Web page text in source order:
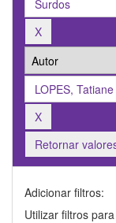
Retornar
Adicionar filtros:
Utilizar filtros